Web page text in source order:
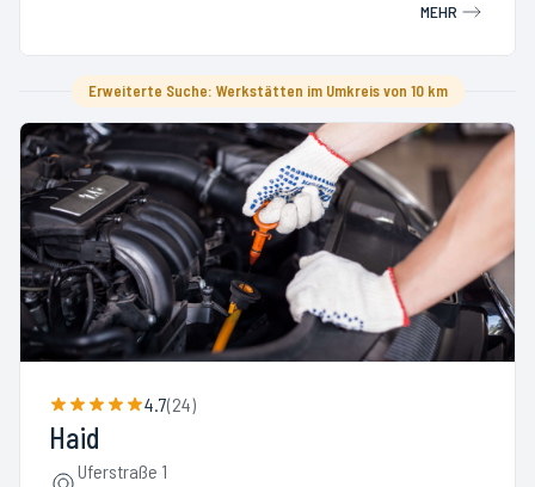
MEHR
Erweiterte Suche: Werkstätten im Umkreis von 10 km
4.7(24)
Haid
Uferstraße 1